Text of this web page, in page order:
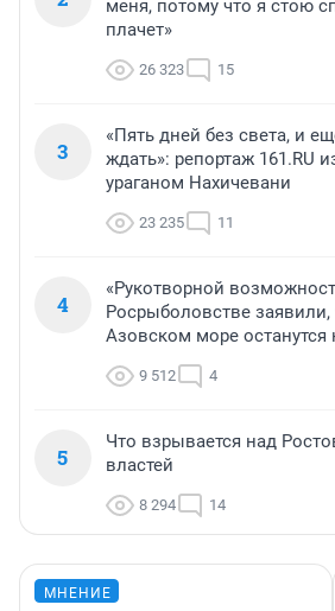
меня, потому что я стою
плачет»
26 323 15
3
«Пять дней без света, и
ждать»: репортаж 161.RU
ураганом Нахичевани
23 235 11
4
«Рукотворной
Росрыболовстве
Азовском море останутся
9 512 4
5
Что взрывается над
властей
8 294 14
МНЕНИЕ